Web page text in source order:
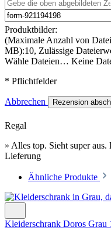
Produktbilder:
(Maximale Anzahl von
MB):10, Zulässige
Wähle Dateien… Keine
* Pflichtfelder
Abbrechen Rezension
Regal
» Alles top. Sieht super
Lieferung
Ähnliche Produkte
Kleiderschrank Doros